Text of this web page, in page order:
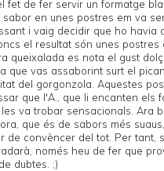
fet de fer servir un formatge
sabor en unes postres em va
i vaig decidir que ho havia
el resultat són unes postres
queixalada es nota el gust
que vas assaborint surt el
del gorgonzola. Aquestes
que l'A., que li encanten els
les va trobar sensacionals. Ara
que és de sabors més
de convèncer del tot. Per tant,
només heu de fer que
dubtes. ;)